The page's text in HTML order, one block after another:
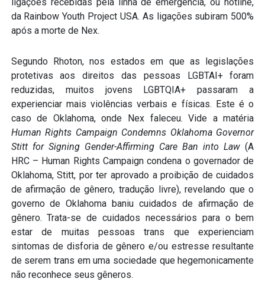
da Rainbow Youth Project USA. As ligações subiram 500%
após a morte de Nex.
Segundo Rhoton, nos estados em que as legislações
protetivas aos direitos das pessoas LGBTAI+ foram
reduzidas, muitos jovens LGBTQIA+ passaram a
experienciar mais violências verbais e físicas. Este é o
caso de Oklahoma, onde Nex faleceu. Vide a matéria
Human Rights Campaign Condemns Oklahoma Governor
Stitt for Signing Gender-Affirming Care Ban into Law (A
HRC – Human Rights Campaign condena o governador de
Oklahoma, Stitt, por ter aprovado a proibição de cuidados
de afirmação de gênero, tradução livre), revelando que o
governo de Oklahoma baniu cuidados de afirmação de
gênero. Trata-se de cuidados necessários para o bem
estar de muitas pessoas trans que experienciam
sintomas de disforia de gênero e/ou estresse resultante
de serem trans em uma sociedade que hegemonicamente
não reconhece seus gêneros.